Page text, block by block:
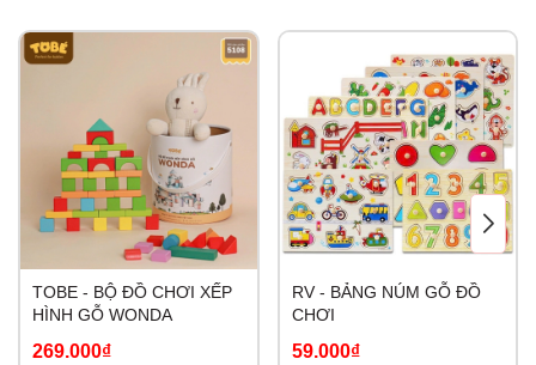
TOBE - BỘ ĐỒ CHƠI XẾP
HÌNH GỖ WONDA
269.000₫
RV - BẢNG NÚM GỖ ĐỒ
CHƠI
59.000₫